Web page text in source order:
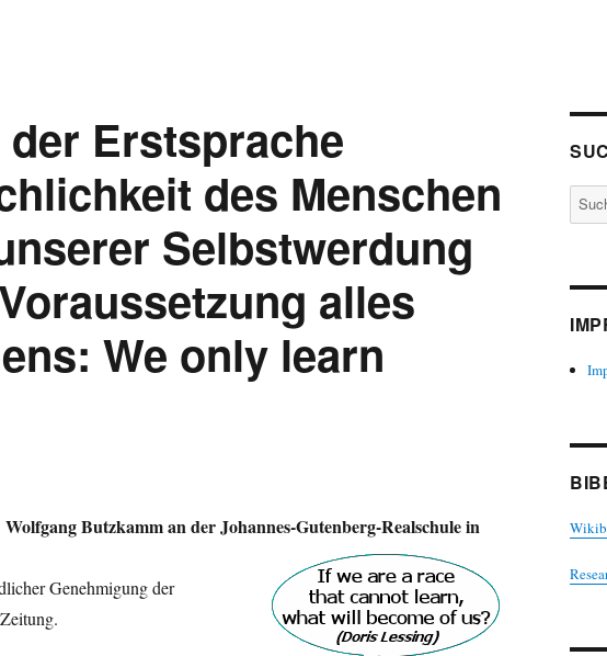
Erstsprache
des Menschen
Selbstwerdung
alles
We only learn
Butzkamm an der Johannes-Gutenberg-Realschule in
Genehmigung der
Suche
nach: